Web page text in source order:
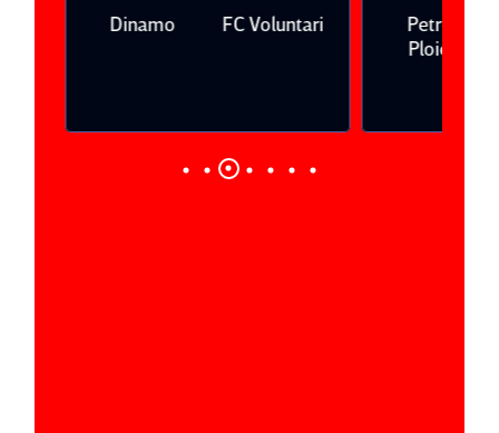
Dinamo FC Voluntari
Petrolul
Ploieşti